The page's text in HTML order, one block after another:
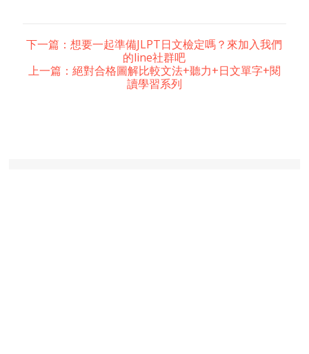
下一篇：想要一起準備JLPT日文檢定嗎？來加入我們
的line社群吧
上一篇：絕對合格圖解比較文法+聽力+日文單字+閱
讀學習系列